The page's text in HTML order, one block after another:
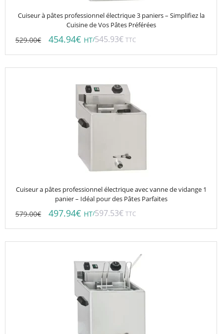
Cuiseur à pâtes professionnel électrique 3 paniers – Simplifiez la
Cuisine de Vos Pâtes Préférées
529.00€ 454.94€ HT/545.93€ TTC
Cuiseur a pâtes professionnel électrique avec vanne de vidange 1
panier – Idéal pour des Pâtes Parfaites
579.00€ 497.94€ HT/597.53€ TTC